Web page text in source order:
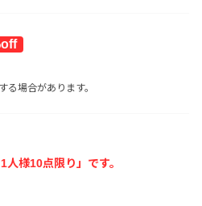
る場合があります。
様10点限り」です。